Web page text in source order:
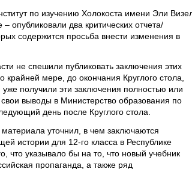
по изучению Холокоста имени Эли
два критических отчета/
содержится просьба внести изменения в
не спешили публиковать заключения этих
мере, до окончания Круглого стола,
получили эти заключения полностью или
выводы в Министерство образования по
день после Круглого стола.
уточнил, в чем заключаются
истории для 12-го класса в Республике
что указывало бы на то, что новый учебник
пропаганда, а также ряд